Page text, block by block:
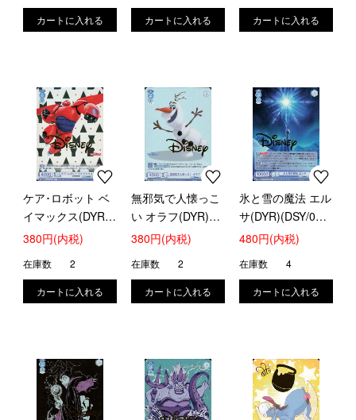
ケア･ロボット ベ
イマックス(DYR)
(DSY/01B-049D)
380円(内税)
在庫数 2
無邪気で人懐っこ
い オラフ(DYR)
(DSY/01B-051D)
380円(内税)
在庫数 2
氷と雪の魔法 エル
サ(DYR)(DSY/01B-
052D)
480円(内税)
在庫数 4